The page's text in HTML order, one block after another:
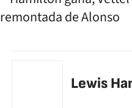
Lewis